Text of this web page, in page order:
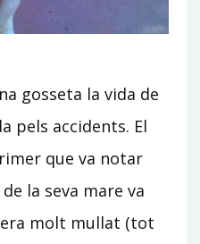
gosseta la vida de
pels accidents. El
que va notar
la seva mare va
molt mullat (tot